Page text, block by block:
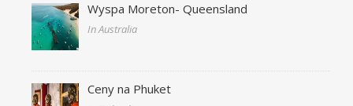
Wyspa Moreton- Queensland
In Australia
Ceny na Phuket